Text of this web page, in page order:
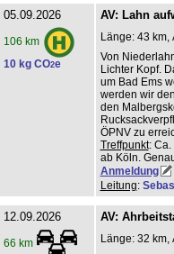
05.09.2026
106 km
10 kg CO2e
AV: Lahn
Länge: 43 km,
Von
Lichter Kopf.
um Bad Ems
werden wir
den
ÖPNV zu
Treffpunkt: Ca.
ab Köln.
Anmeldung
Leitung:
12.09.2026
66 km
AV:
Länge: 32 km,